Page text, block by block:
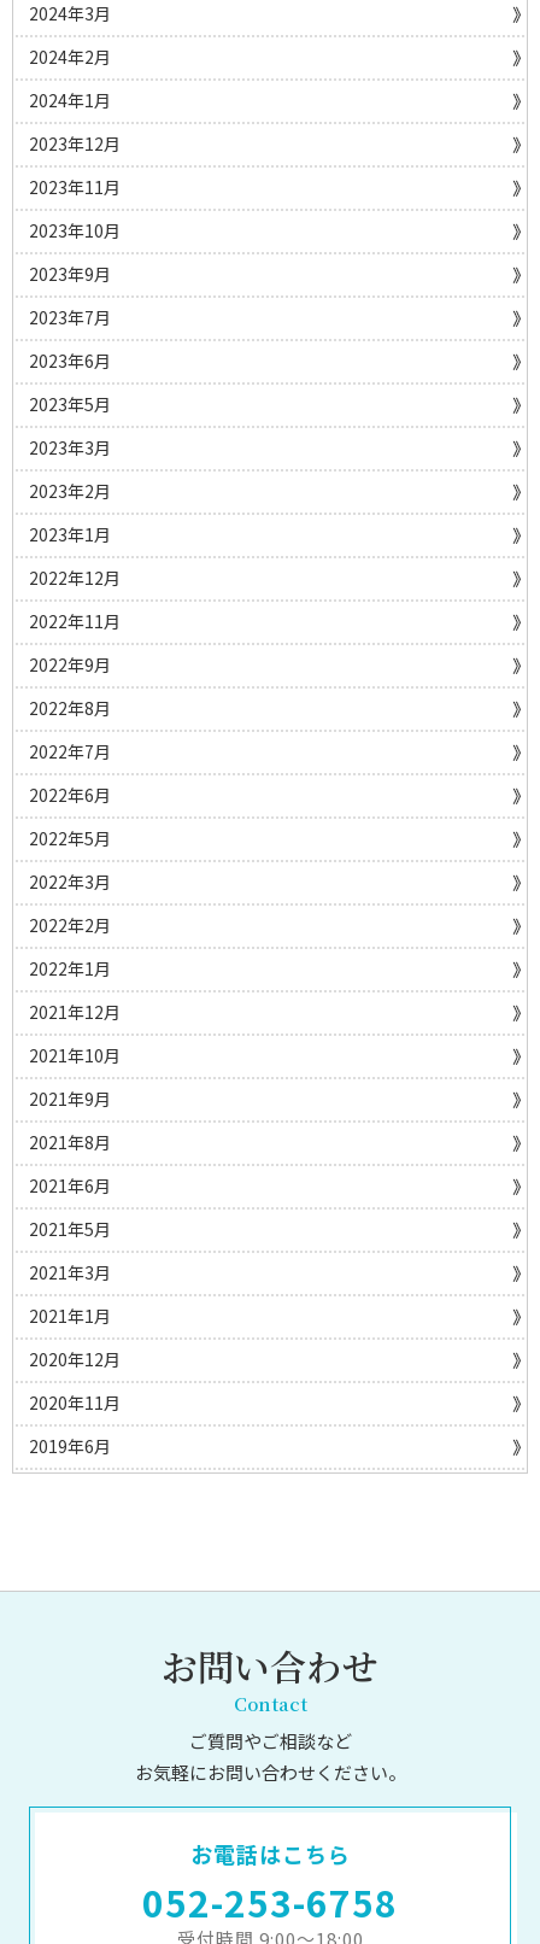
2024年3月
2024年2月
2024年1月
2023年12月
2023年11月
2023年10月
2023年9月
2023年7月
2023年6月
2023年5月
2023年3月
2023年2月
2023年1月
2022年12月
2022年11月
2022年9月
2022年8月
2022年7月
2022年6月
2022年5月
2022年3月
2022年2月
2022年1月
2021年12月
2021年10月
2021年9月
2021年8月
2021年6月
2021年5月
2021年3月
2021年1月
2020年12月
2020年11月
2019年6月
お問い合わせ
Contact
ご質問やご相談など
お気軽にお問い合わせください。
お電話はこちら
052-253-6758
受付時間 9:00～18:00